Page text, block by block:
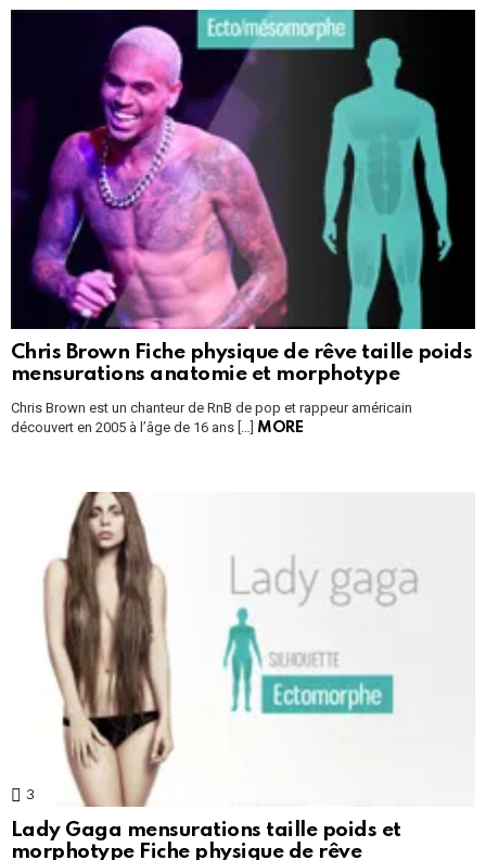
Chris Brown Fiche physique de rêve taille poids
mensurations anatomie et morphotype
Chris Brown est un chanteur de RnB de pop et rappeur américain
découvert en 2005 à l’âge de 16 ans […] MORE
3 Comments
Lady Gaga mensurations taille poids et
morphotype Fiche physique de rêve